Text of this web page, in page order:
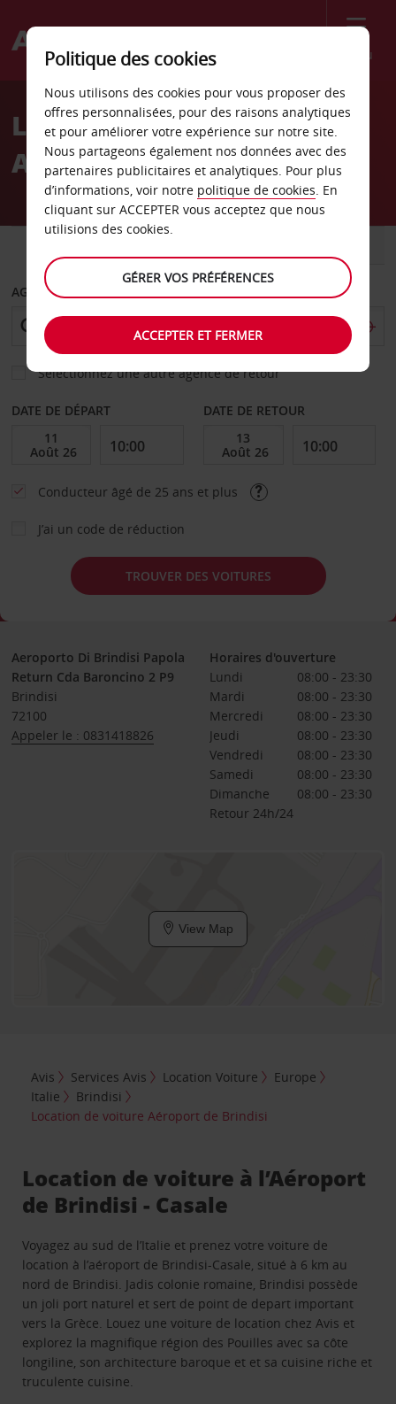
Menu
Welcome
AvisLocation de voiture
Aéroport de Brindisi
AGENCE DE DÉPART
Sélectionnez une autre agence de retour
DATE DE DÉPART DATE DE RETOUR
Conducteur âgé de 25 ans et plus
J’ai un code de réduction
TROUVER DES VOITURES
Aeroporto Di Brindisi Papola
Return Cda Baroncino 2 P9
Brindisi
72100
Appeler le : 0831418826
Horaires d'ouverture
Lundi
08:00 - 23:30
Mardi
08:00 - 23:30
Mercredi
08:00 - 23:30
Jeudi
08:00 - 23:30
Vendredi
08:00 - 23:30
Samedi
08:00 - 23:30
Dimanche
08:00 - 23:30
Retour 24h/24
View Map
Avis Services Avis Location Voiture
Europe
Italie
Brindisi
Location de voiture Aéroport de Brindisi
Location de voiture à l’Aéroport
de Brindisi - Casale
Voyagez au sud de l’Italie et prenez votre voiture de
location à l’aéroport de Brindisi-Casale, situé à 6 km au
nord de Brindisi. Jadis colonie romaine, Brindisi possède
un joli port naturel et sert de point de depart important
vers la Grèce. Louez une voiture de location chez Avis et
explorez la magnifique région des Pouilles avec sa côte
longiline, son architecture baroque et et sa cuisine riche et
truculente cuisine.
Politique des cookies
Nous utilisons des cookies pour vous proposer des
offres personnalisées, pour des raisons analytiques
et pour améliorer votre expérience sur notre site.
Nous partageons également nos données avec des
partenaires publicitaires et analytiques. Pour plus
d’informations, voir notre politique de cookies. En
cliquant sur ACCEPTER vous acceptez que nous
utilisions des cookies.
GÉRER VOS PRÉFÉRENCES
ACCEPTER ET FERMER